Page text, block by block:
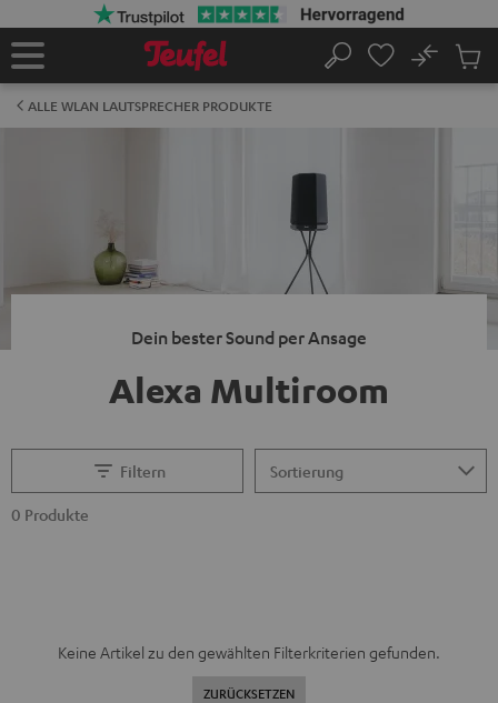
Startseite
Suche
No
ALLE WLAN LAUTSPRECHER PRODUKTE
Dein bester Sound per Ansage
Alexa Multiroom
Filtern
0 Produkte
Keine Artikel zu den gewählten Filterkriterien gefunden.
ZURÜCKSETZEN